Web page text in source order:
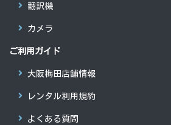
翻訳機
カメラ
ご利用ガイド
大阪梅田店舗情報
レンタル利用規約
よくある質問